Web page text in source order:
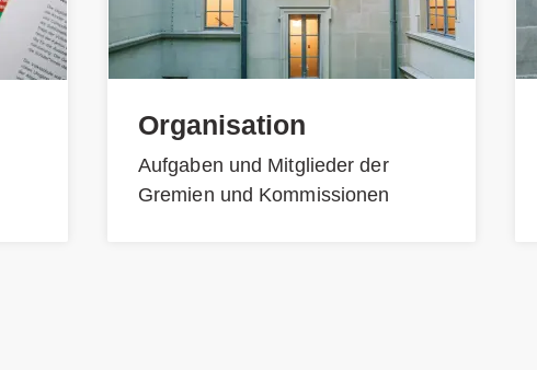
Organisation
Aufgaben und Mitglieder der
Gremien und Kommissionen